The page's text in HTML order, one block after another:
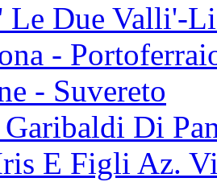
Le Due Valli'-
-
- Suvereto
Garibaldi Di
E Figli Az.